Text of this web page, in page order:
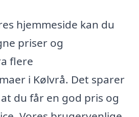
hjemmeside kan du
priser og
flere
i Kølvrå. Det sparer
du får en god pris og